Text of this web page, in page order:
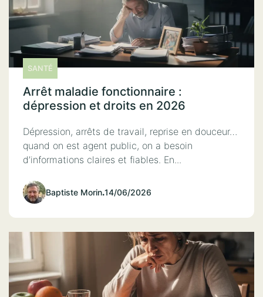
SANTÉ
Arrêt maladie fonctionnaire :
dépression et droits en 2026
Dépression, arrêts de travail, reprise en douceur…
quand on est agent public, on a besoin
d’informations claires et fiables. En...
Baptiste Morin.14/06/2026